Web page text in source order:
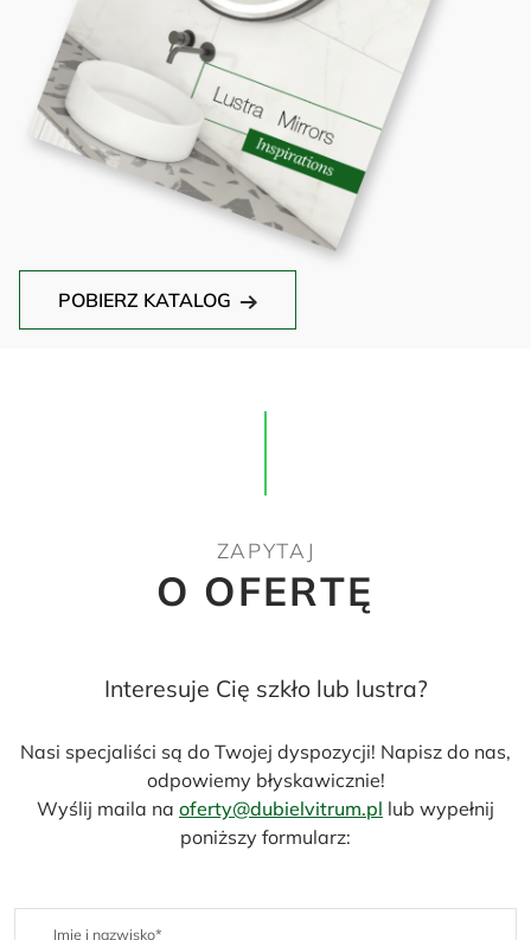
POBIERZ KATALOG
ZAPYTAJ
O OFERTĘ
Interesuje Cię szkło lub lustra?
Nasi specjaliści są do Twojej dyspozycji! Napisz do nas,
odpowiemy błyskawicznie!
Wyślij maila na oferty@dubielvitrum.pl lub wypełnij
poniższy formularz: